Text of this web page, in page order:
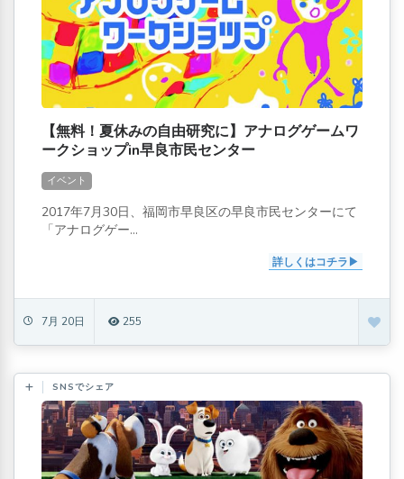
【無料！夏休みの自由研究に】アナログゲームワ
ークショップin早良市民センター
イベント
2017年7月30日、福岡市早良区の早良市民センターにて
「アナログゲー...
詳しくはコチラ
7月 20日 255
SNSでシェア